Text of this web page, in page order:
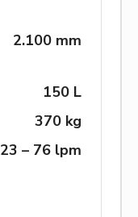
2.100 mm
150 L
370 kg
23 – 76 lpm